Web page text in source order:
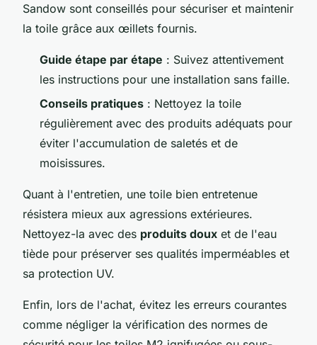
Sandow sont conseillés pour sécuriser et maintenir
la toile grâce aux œillets fournis.
Guide étape par étape : Suivez attentivement
les instructions pour une installation sans faille.
Conseils pratiques : Nettoyez la toile
régulièrement avec des produits adéquats pour
éviter l'accumulation de saletés et de
moisissures.
Quant à l'entretien, une toile bien entretenue
résistera mieux aux agressions extérieures.
Nettoyez-la avec des produits doux et de l'eau
tiède pour préserver ses qualités imperméables et
sa protection UV.
Enfin, lors de l'achat, évitez les erreurs courantes
comme négliger la vérification des normes de